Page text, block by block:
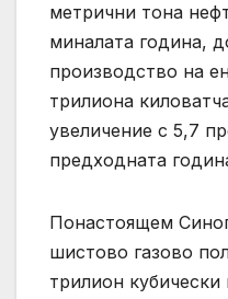
метрични тона
миналата година,
производство на
трилиона
увеличение с 5,7
предходната
Понастоящем
шистово газово
трилион